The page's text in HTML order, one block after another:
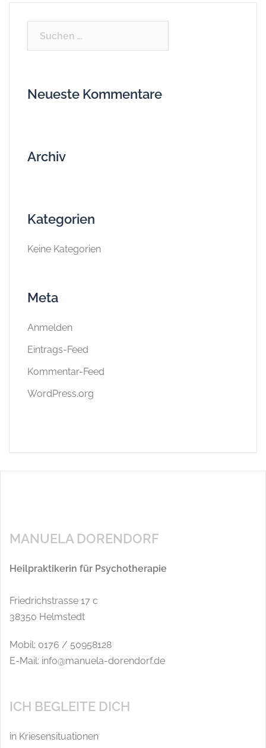
Neueste Kommentare
Archiv
Kategorien
Keine Kategorien
Meta
Anmelden
Eintrags-Feed
Kommentar-Feed
WordPress.org
MANUELA DORENDORF
Heilpraktikerin für Psychotherapie
Friedrichstrasse 17 c
38350 Helmstedt
Mobil: 0176 / 50958128
E-Mail: info@manuela-dorendorf.de
ICH BEGLEITE DICH
in Kriesensituationen